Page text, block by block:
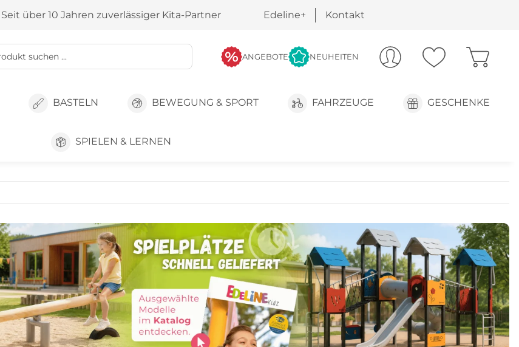
Seit über 10 Jahren zuverlässiger Kita-Partner Edeline+ Kontakt
ANGEBOTE NEUHEITEN
BASTELN BEWEGUNG & SPORT FAHRZEUGE GESCHENKE
SPIELEN & LERNEN